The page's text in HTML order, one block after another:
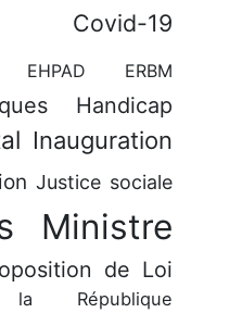
Covid-19
EHPAD ERBM
Handicap
Inauguration
Justice sociale
Ministre
de Loi
République